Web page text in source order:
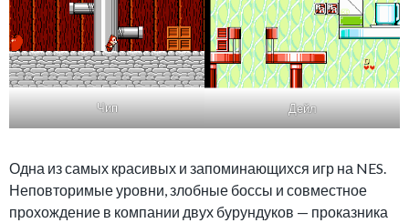
Чип Дейл
Одна из самых красивых и запоминающихся игр на NES.
Неповторимые уровни, злобные боссы и совместное
прохождение в компании двух бурундуков — проказника